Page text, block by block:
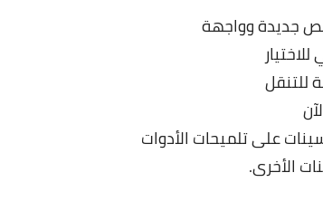
جديدة وواجهة
للتنقل
على تلميحات الأدوات
الأخرى.